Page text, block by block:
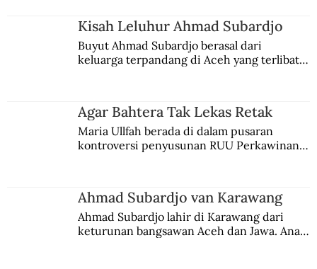
Kisah Leluhur Ahmad Subardjo
Buyut Ahmad Subardjo berasal dari
keluarga terpandang di Aceh yang terlibat
Agar Bahtera Tak Lekas Retak
Maria Ullfah berada di dalam pusaran
kontroversi penyusunan RUU Perkawinan.
Ahmad Subardjo van Karawang
Ahmad Subardjo lahir di Karawang dari
keturunan bangsawan Aceh dan Jawa. Anak